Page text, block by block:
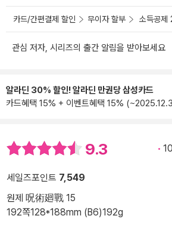
카드/간편결제 할인 무이자 할부 소득공제
관심 저자, 시리즈의 출간 알림을 받아보세요
알라딘 30% 할인! 알라딘 만권당 삼성카드
카드혜택 15% + 이벤트혜택 15%
9.3
세일즈포인트 7,549
원제 呪術廻戰 15
192쪽128*188mm (B6)192g